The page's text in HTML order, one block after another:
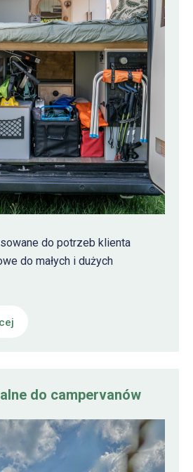
do potrzeb klienta
do małych i dużych
do campervanów